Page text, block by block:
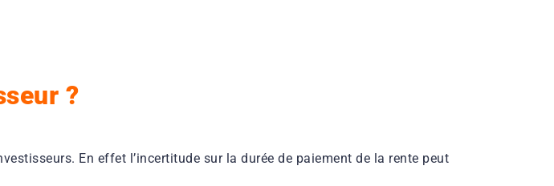
?
En effet l’incertitude sur la durée de paiement de la rente peut